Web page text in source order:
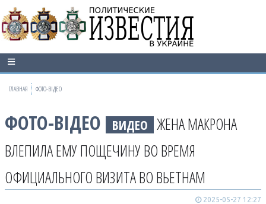
ГЛАВНАЯ ФОТО-ВІДЕО
ФОТО-ВІДЕО ВИДЕО ЖЕНА МАКРОНА
ВЛЕПИЛА ЕМУ ПОЩЕЧИНУ ВО ВРЕМЯ
ОФИЦИАЛЬНОГО ВИЗИТА ВО ВЬЕТНАМ
2025-05-27 12:27